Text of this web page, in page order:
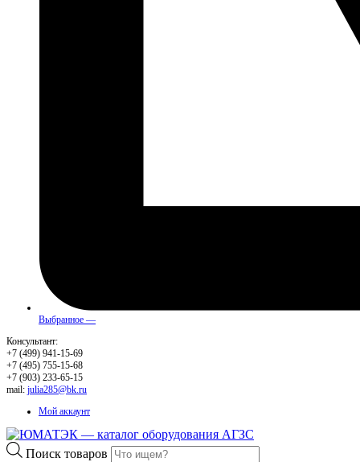
Выбранное —
Консультант:
+7 (499) 941-15-69
+7 (495) 755-15-68
+7 (903) 233-65-15
mail: julia285@bk.ru
Мой аккаунт
Поиск товаров